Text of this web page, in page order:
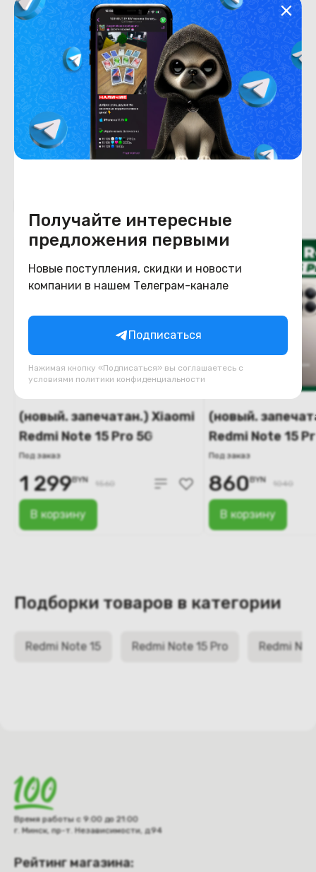
Получайте интересные
предложения первыми
Новые поступления, скидки и новости
компании в нашем Телеграм-канале
Подписаться
Нажимая кнопку «Подписаться» вы соглашаетесь с
условиями политики конфиденциальности
Хранение данных
Емкость накопителя 256
Конструкция
Цвет Бежевый
(новый. запечатан.) Xiaomi
Redmi Note 15 Pro 5G
12GB/256GB
международная версия
(синий)
Под заказ
В корзину
1 299BYN 1560
(новый.
Redmi Note 15
12GB/256GB
международная
(титановый)
Под заказ
В корзину
860BYN 1040
Подборки товаров в категории
Redmi Note 15 Redmi Note 15 Pro Redmi
Время работы с 9:00 до 21:00
г. Минск, пр-т. Независимости, д.94
Рейтинг магазина: